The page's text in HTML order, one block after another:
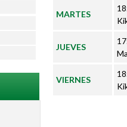
MARTES
JUEVES
VIERNES